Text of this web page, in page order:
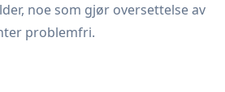
noe som gjør oversettelse av
problemfri.